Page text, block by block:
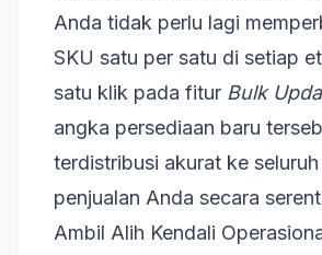
Anda tidak perlu lagi
SKU satu per satu di setiap
satu klik pada fitur Bulk
angka persediaan baru
terdistribusi akurat ke seluruh
penjualan Anda secara
Ambil Alih Kendali